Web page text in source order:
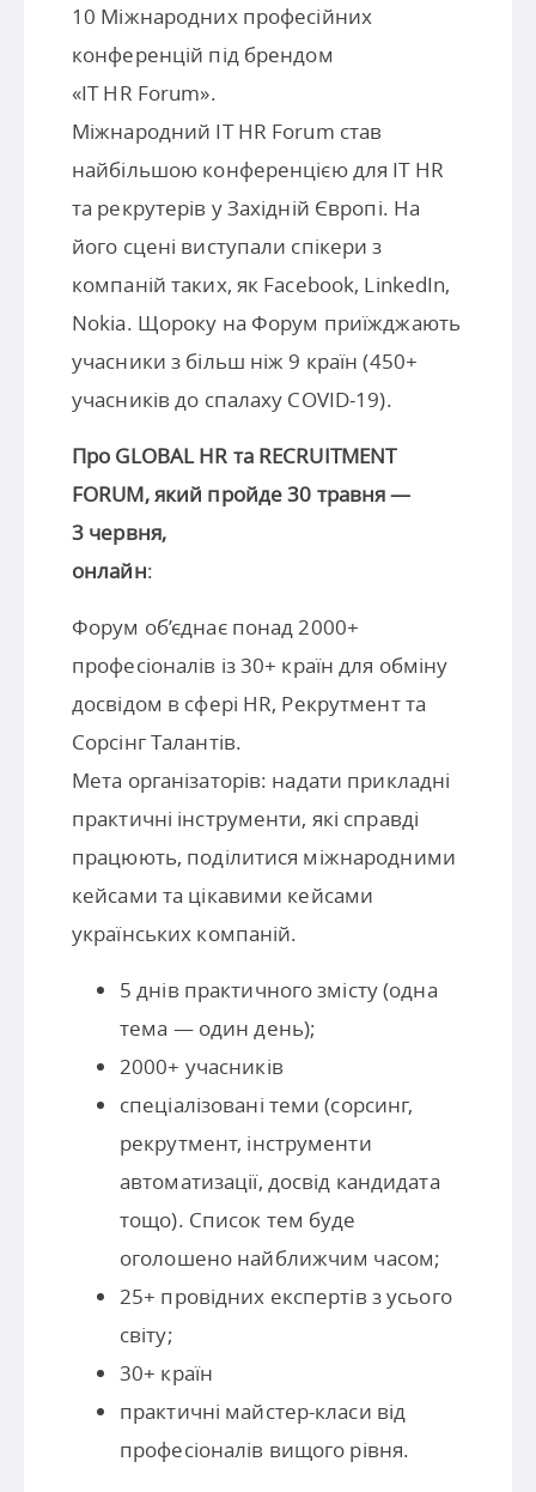
10 Міжнародних професійних
конференцій під брендом
«IT HR Forum».
Міжнародний IT HR Forum став
найбільшою конференцією для IT HR
та рекрутерів у Західній Європі. На
його сцені виступали спікери з
компаній таких, як Facebook, LinkedIn,
Nokia. Щороку на Форум приїжджають
учасники з більш ніж 9 країн (450+
учасників до спалаху COVID-19).
Про GLOBAL HR та RECRUITMENT
FORUM, який пройде 30 травня —
3 червня,
онлайн:
Форум об’єднає понад 2000+
професіоналів із 30+ країн для обміну
досвідом в сфері HR, Рекрутмент та
Сорсінг Талантів.
Мета організаторів: надати прикладні
практичні інструменти, які справді
працюють, поділитися міжнародними
кейсами та цікавими кейсами
українських компаній.
5 днів практичного змісту (одна
тема — один день);
2000+ учасників
спеціалізовані теми (сорсинг,
рекрутмент, інструменти
автоматизації, досвід кандидата
тощо). Список тем буде
оголошено найближчим часом;
25+ провідних експертів з усього
світу;
30+ країн
практичні майстер-класи від
професіоналів вищого рівня.